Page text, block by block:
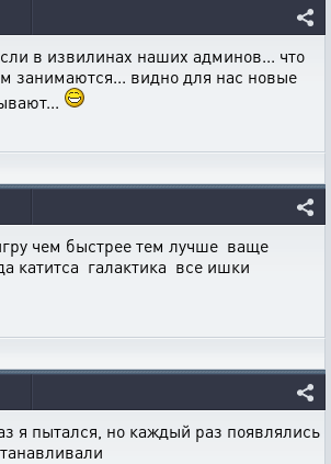
в извилинах наших админов... что
занимаются... видно для нас новые
чем быстрее тем лучше ваще
катитса галактика все ишки
я пытался, но каждый раз появлялись